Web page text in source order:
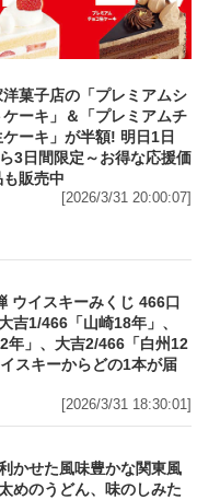
菓子店の「プレミアムシ
ケーキ」＆「プレミアムチ
ケーキ」が半額! 明日1日
3日間限定～お得な応援価
販売中
[2026/3/31 20:00:07]
ウイスキーみくじ 466口
1/466「山崎18年」、
年」、大吉2/466「白州12
スキーからどの1本が届
[2026/3/31 18:30:01]
かせた風味豊かな関東風
めのうどん、味のしみた